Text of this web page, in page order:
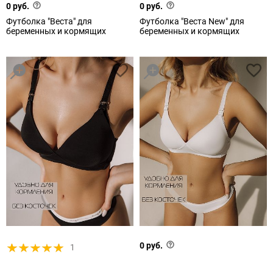
0 руб.
Футболка "Веста" для
беременных и кормящих
0 руб.
Футболка "Веста New" для
беременных и кормящих
1
0 руб.